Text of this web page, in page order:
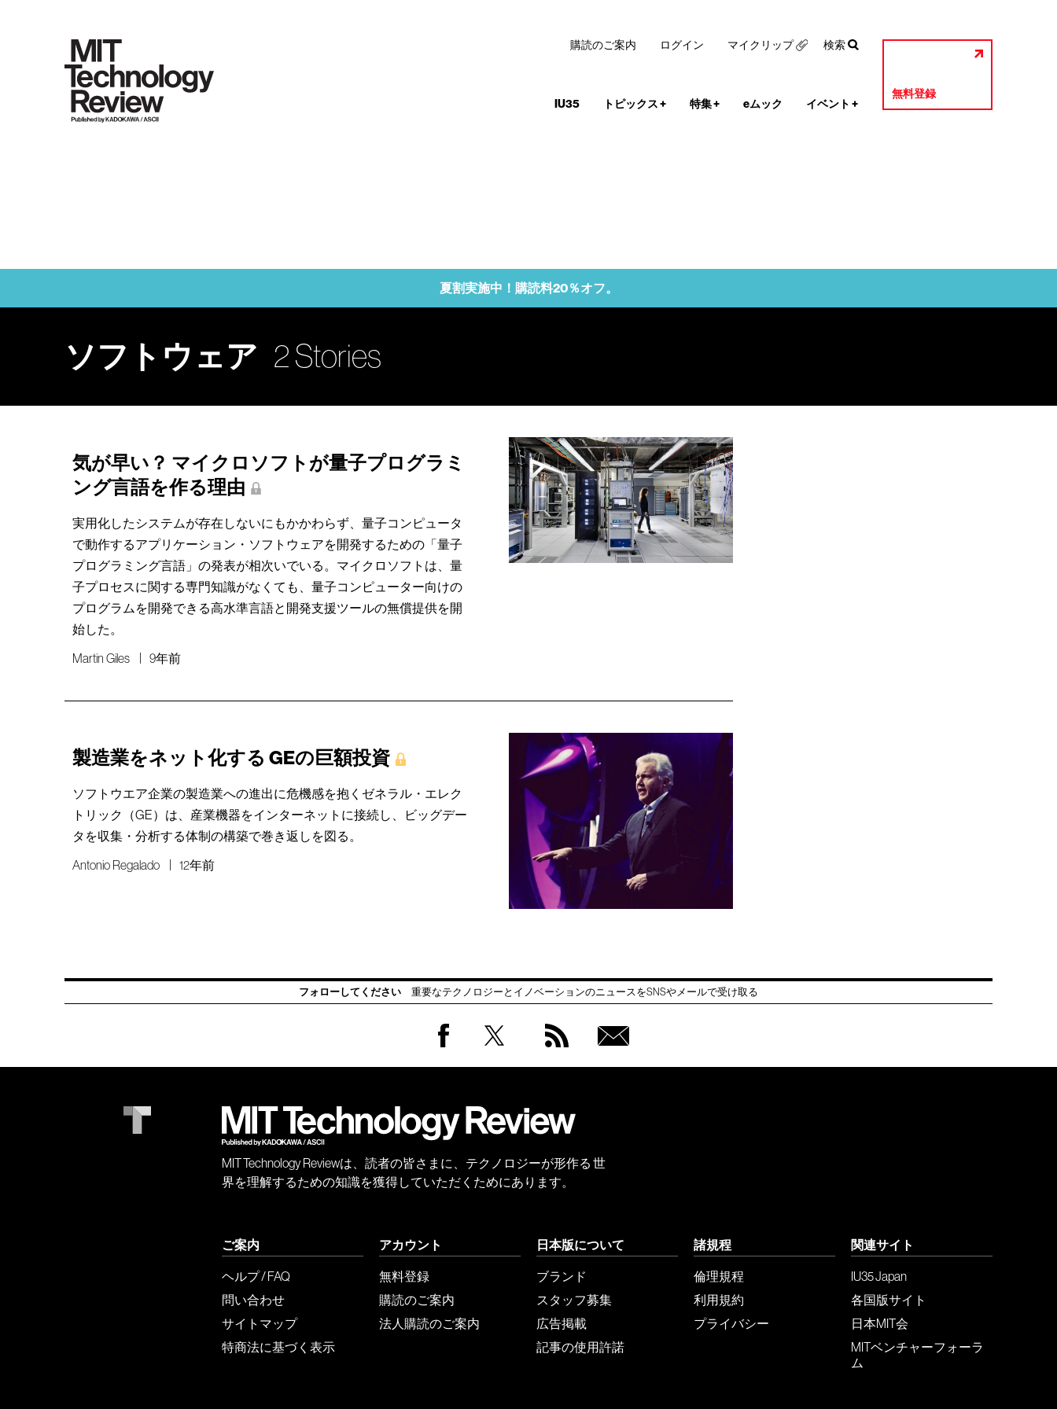
IU35 トピックス+ 特集+ eムック イベント +
無料登録
購読のご案内 ログイン マイクリップ 検索
夏割実施中！購読料20％オフ。
ソフトウェア 2 Stories
気が早い？ マイクロソフトが量子プログラミ
ング言語を作る理由
実用化したシステムが存在しないにもかかわらず、量子コンピュータ
で動作するアプリケーション・ソフトウェアを開発するための「量子
プログラミング言語」の発表が相次いでいる。マイクロソフトは、量
子プロセスに関する専門知識がなくても、量子コンピューター向けの
プログラムを開発できる高水準言語と開発支援ツールの無償提供を開
始した。
Martin Giles 9年前
製造業をネット化する GEの巨額投資
ソフトウエア企業の製造業への進出に危機感を抱くゼネラル・エレク
トリック（GE）は、産業機器をインターネットに接続し、ビッグデー
タを収集・分析する体制の構築で巻き返しを図る。
Antonio Regalado 12年前
フォローしてください 重要なテクノロジーとイノベーションのニュースをSNSやメールで受け取る
会員
MIT Technology Reviewは、読者の皆さまに、テクノロジーが形作る 世
界を理解するための知識を獲得していただくためにあります。
ご案内
ヘルプ / FAQ
問い合わせ
サイトマップ
特商法に基づく表示
アカウント
無料登録
購読のご案内
法人購読のご案内
日本版について
ブランド
スタッフ募集
広告掲載
記事の使用許諾
諸規程
倫理規程
利用規約
プライバシー
関連サイト
IU35 Japan
各国版サイト
日本MIT会
MITベンチャーフォーラ
ム